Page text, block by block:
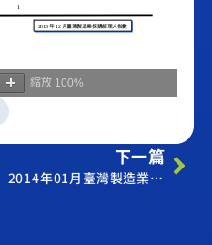
縮放 100%
下一篇
2014年01月臺灣製造業採購經理人指數